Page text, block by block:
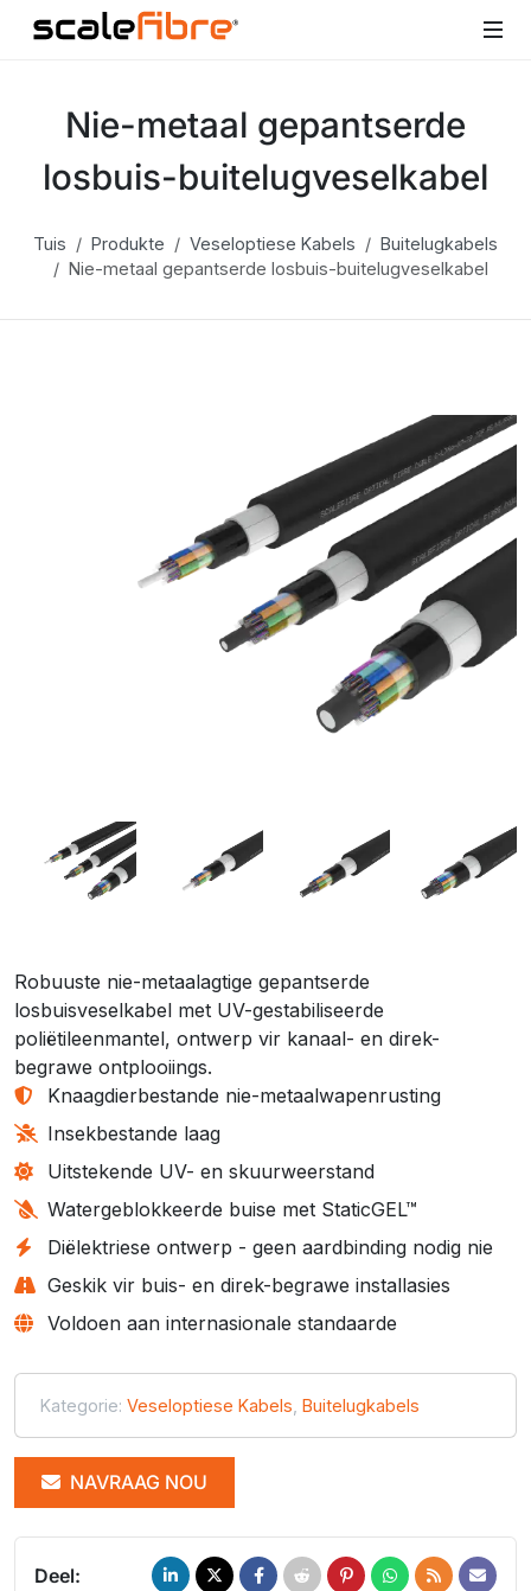
Nie-metaal gepantserde
losbuis-buitelugveselkabel
Tuis Produkte Veseloptiese Kabels
Buitelugkabels
Nie-metaal gepantserde losbuis-buitelugveselkabel
Robuuste nie-metaalagtige gepantserde
losbuisveselkabel met UV-gestabiliseerde
poliëtileenmantel, ontwerp vir kanaal- en direk-
begrawe ontplooiings.
Knaagdierbestande nie-metaalwapenrusting
Insekbestande laag
Uitstekende UV- en skuurweerstand
Watergeblokkeerde buise met StaticGEL™
Diëlektriese ontwerp - geen aardbinding nodig nie
Geskik vir buis- en direk-begrawe installasies
Voldoen aan internasionale standaarde
Kategorie: Veseloptiese Kabels Buitelugkabels
NAVRAAG NOU
Deel: